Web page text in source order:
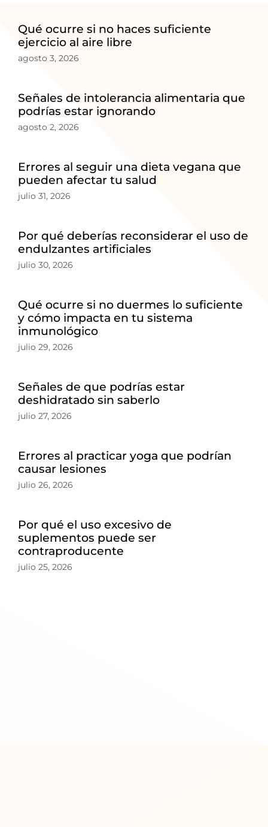
Qué ocurre si no haces suficiente
ejercicio al aire libre
agosto 3, 2026
Señales de intolerancia alimentaria que
podrías estar ignorando
agosto 2, 2026
Errores al seguir una dieta vegana que
pueden afectar tu salud
julio 31, 2026
Por qué deberías reconsiderar el uso de
endulzantes artificiales
julio 30, 2026
Qué ocurre si no duermes lo suficiente
y cómo impacta en tu sistema
inmunológico
julio 29, 2026
Señales de que podrías estar
deshidratado sin saberlo
julio 27, 2026
Errores al practicar yoga que podrían
causar lesiones
julio 26, 2026
Por qué el uso excesivo de
suplementos puede ser
contraproducente
julio 25, 2026